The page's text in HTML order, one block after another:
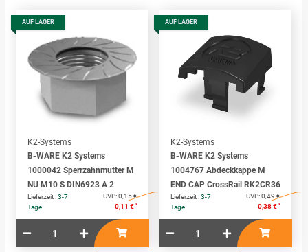
AUF LAGER
K2-Systems
B-WARE K2 Systems
1000042 Sperrzahnmutter M
NU M10 S DIN6923 A 2
Lieferzeit :3-7
Tage
UVP:0,15 €
0,11 € *
AUF LAGER
K2-Systems
B-WARE K2 Systems
1004767 Abdeckkappe M
END CAP CrossRail RK2CR36
Lieferzeit :3-7
Tage
UVP:0,49 €
0,38 € *